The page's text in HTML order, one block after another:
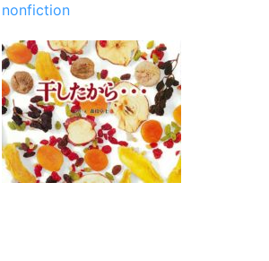
nonfiction